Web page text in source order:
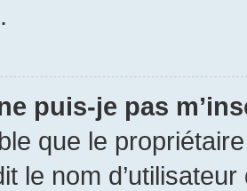
puis-je pas
que le
le nom